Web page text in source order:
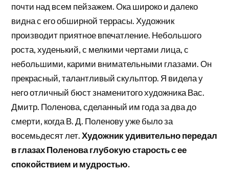
почти над всем пейзажем. Ока широко и далеко
видна с его обширной террасы. Художник
производит приятное впечатление. Небольшого
роста, худенький, с мелкими чертами лица, с
небольшими, карими внимательными глазами. Он
прекрасный, талантливый скульптор. Я видела у
него отличный бюст знаменитого художника Вас.
Дмитр. Поленова, сделанный им года за два до
смерти, когда В. Д. Поленову уже было за
восемьдесят лет.Художник удивительно передал
в глазах Поленова глубокую старость с ее
спокойствием и мудростью.